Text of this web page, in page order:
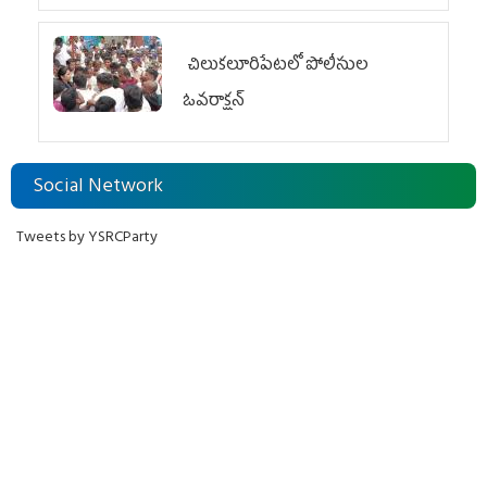
చిలుక‌లూరిపేట‌లో పోలీసుల
ఓవ‌రాక్ష‌న్‌
Social Network
Tweets by YSRCParty